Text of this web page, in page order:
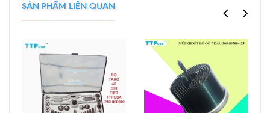
SẢN PHẨM LIÊN QUAN